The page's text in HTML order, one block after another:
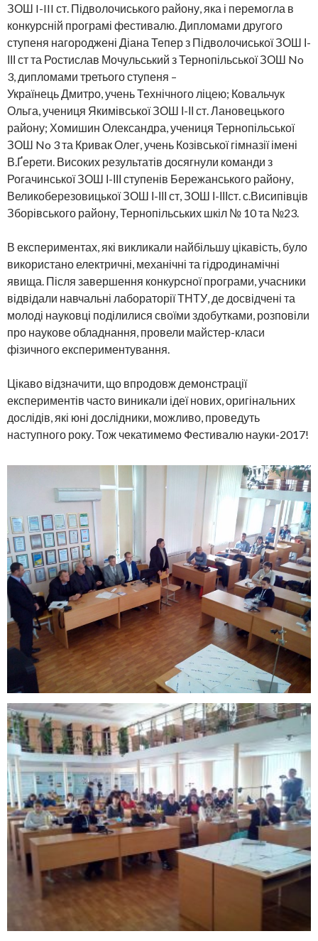
ЗОШ I-III ст. Підволочиського району, яка і перемогла в
конкурсній програмі фестивалю. Дипломами другого
ступеня нагороджені Діана Тепер з Підволочиської ЗОШ І-
ІІІ ст та Ростислав Мочульський з Тернопільської ЗОШ No
3, дипломами третього ступеня –
Українець Дмитро, учень Технічного ліцею; Ковальчук
Ольга, учениця Якимівської ЗОШ І-ІІ ст. Лановецького
району; Хомишин Олександра, учениця Тернопільської
ЗОШ No 3 та Кривак Олег, учень Козівської гімназії імені
В.Ґерети. Високих результатів досягнули команди з
Рогачинської ЗОШ І-ІІІ ступенів Бережанського району,
Великоберезовицької ЗОШ І-ІІІ ст, ЗОШ І-ІІІст. с.Висипівців
Зборівського району, Тернопільських шкіл № 10 та №23.
В експериментах, які викликали найбільшу цікавість, було
використано електричні, механічні та гідродинамічні
явища. Після завершення конкурсної програми, учасники
відвідали навчальні лабораторії ТНТУ, де досвідчені та
молоді науковці поділилися своїми здобутками, розповіли
про наукове обладнання, провели майстер-класи
фізичного експериментування.
Цікаво відзначити, що впродовж демонстрації
експериментів часто виникали ідеї нових, оригінальних
дослідів, які юні дослідники, можливо, проведуть
наступного року. Тож чекатимемо Фестивалю науки-2017!